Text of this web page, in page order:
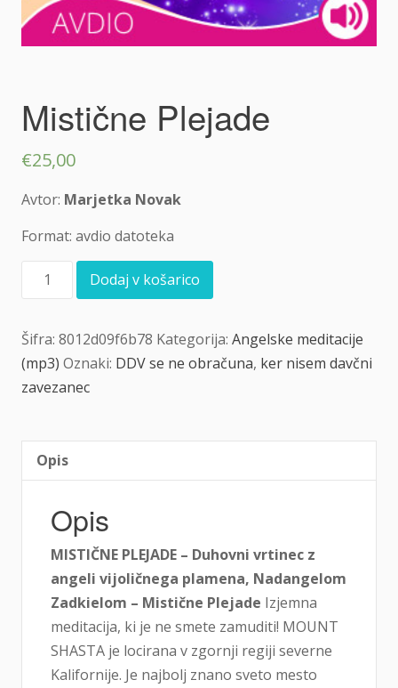
Mistične Plejade
€25,00
Avtor: Marjetka Novak
Format: avdio datoteka
Plejade
Dodaj v košarico
Šifra: 8012d09f6b78 Kategorija: Angelske meditacije
(mp3) Oznaki: DDV se ne obračuna, ker nisem davčni
zavezanec
Opis
Opis
MISTIČNE PLEJADE – Duhovni vrtinec z
angeli vijoličnega plamena, Nadangelom
Zadkielom – Mistične Plejade Izjemna
meditacija, ki je ne smete zamuditi! MOUNT
SHASTA je locirana v zgornji regiji severne
Kalifornije. Je najbolj znano sveto mesto